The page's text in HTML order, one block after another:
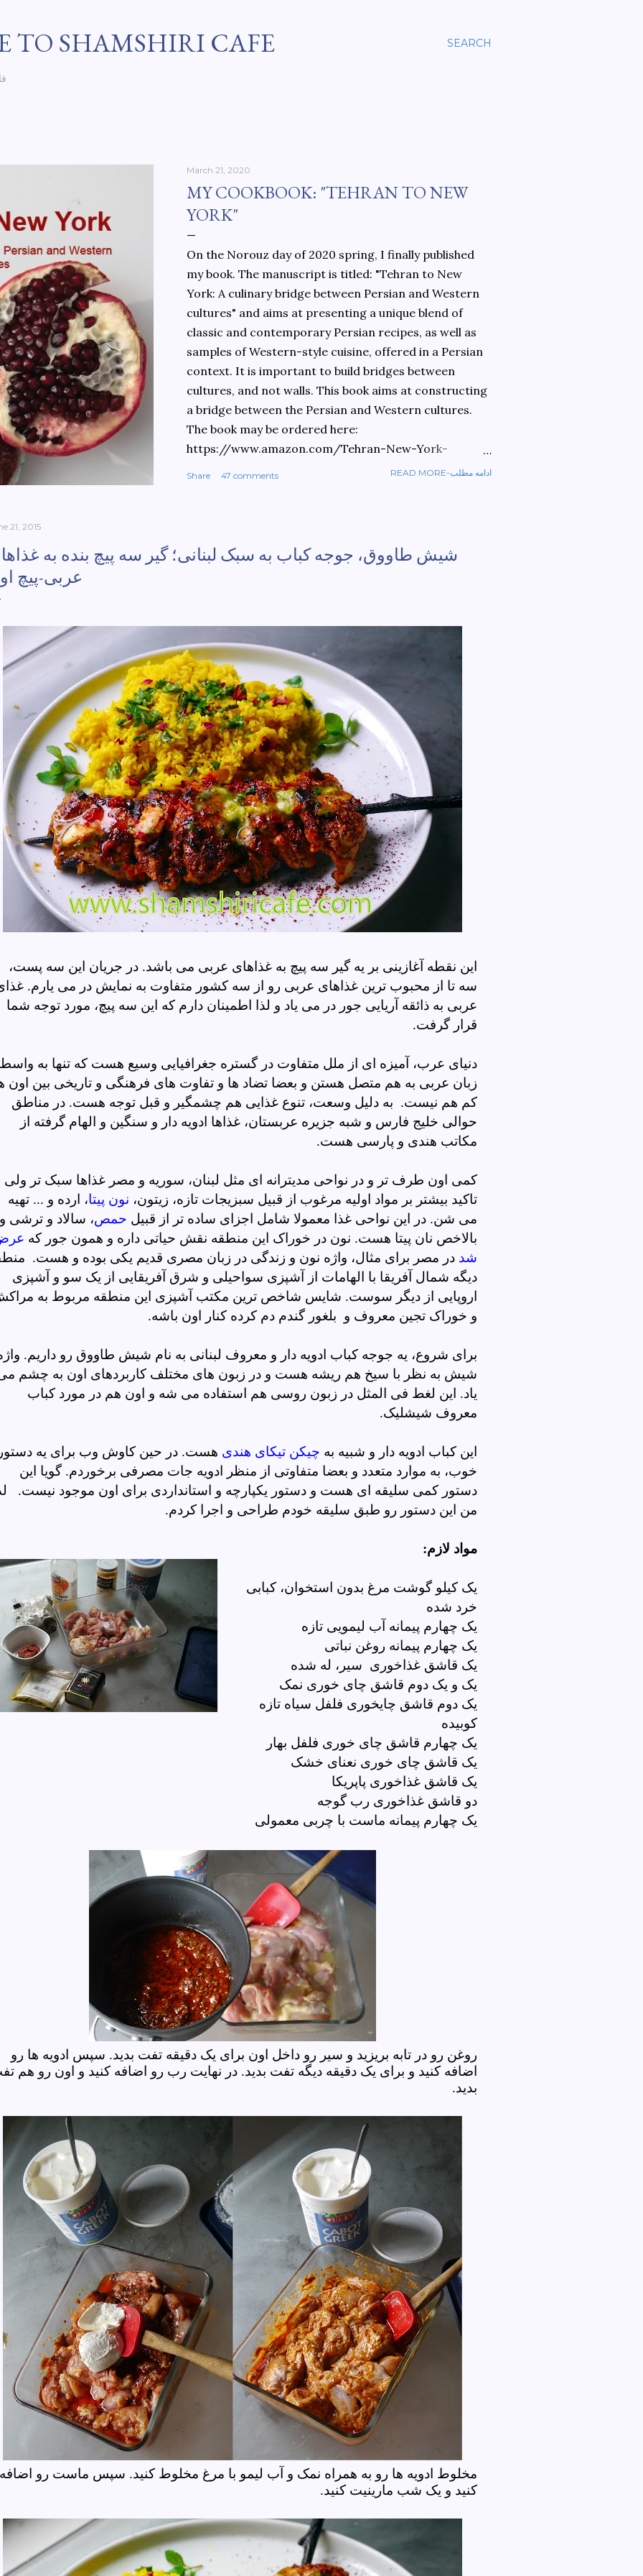
SEARCH
TO SHAMSHIRI CAFE
March 21, 2020
MY COOKBOOK: "TEHRAN TO NEW
YORK"
On the Norouz day of 2020 spring, I finally published
my book. The manuscript is titled: "Tehran to New
York: A culinary bridge between Persian and Western
cultures" and aims at presenting a unique blend of
classic and contemporary Persian recipes, as well as
samples of Western-style cuisine, offered in a Persian
context. It is important to build bridges between
cultures, and not walls. This book aims at constructing
a bridge between the Persian and Western cultures.
The book may be ordered here:
https://www.amazon.com/Tehran-New-York-
Share 47 comments READ MORE-ادامه مطلب
21, 2015
شيش طاووق، جوجه کباب به سبک لبنانی؛ گیر سه پیچ بنده به
عربی-پیچ
این نقطه آغازینی بر یه گیر سه پیچ به غذاهای عربی می باشد. در جریان این سه پست،
سه تا از محبوب ترین غذاهای عربی رو از سه کشور متفاوت به نمایش در می یارم.
عربی به ذائقه آریایی جور در می یاد و لذا اطمینان دارم که این سه پیچ، مورد توجه شما
قرار گرفت.
دنیای عرب، آمیزه ای از ملل متفاوت در گستره جغرافیایی وسیع هست که تنها به
زبان عربی به هم متصل هستن و بعضا تضاد ها و تفاوت های فرهنگی و تاریخی بین اون
کم هم نیست. به دلیل وسعت، تنوع غذایی هم چشمگیر و قبل توجه هست. در مناطق
حوالی خلیج فارس و شبه جزیره عربستان، غذاها ادویه دار و سنگین و الهام گرفته از
مکاتب هندی و پارسی هست.
کمی اون طرف تر و در نواحی مدیترانه ای مثل لبنان، سوریه و مصر غذاها سبک تر ولی
تاکید بیشتر بر مواد اولیه مرغوب از قبیل سبزیجات تازه، زیتون، نون پیتا، ارده و ... تهیه
می شن. در این نواحی غذا معمولا شامل اجزای ساده تر از قبیل حمص، سالاد و ترشی و
بالاخص نان پیتا هست. نون در خوراک این منطقه نقش حیاتی داره و همون جور که
شد در مصر برای مثال، واژه نون و زندگی در زبان مصری قدیم یکی بوده و هست.
دیگه شمال آفریقا با الهامات از آشپزی سواحیلی و شرق آفریقایی از یک سو و آشپزی
اروپایی از دیگر سوست. شایس شاخص ترین مکتب آشپزی این منطقه مربوط به
و خوراک تجین معروف و بلغور گندم دم کرده کنار اون باشه.
برای شروع، یه جوجه کباب ادویه دار و معروف لبنانی به نام شیش طاووق رو داریم.
شیش به نظر با سیخ هم ریشه هست و در زبون های مختلف کاربردهای اون به چشم
یاد. این لغط فی المثل در زبون روسی هم استفاده می شه و اون هم در مورد کباب
معروف شیشلیک.
این کباب ادویه دار و شبیه به چیکن تیکای هندی هست. در حین کاوش وب برای یه
خوب، به موارد متعدد و بعضا متفاوتی از منظر ادویه جات مصرفی برخوردم. گویا این
دستور کمی سلیقه ای هست و دستور یکپارچه و استانداردی برای اون موجود نیست.
من این دستور رو طبق سلیقه خودم طراحی و اجرا کردم.
مواد لازم:
یک کیلو گوشت مرغ بدون استخوان، کبابی
خرد شده
یک چهارم پیمانه آب لیمویی تازه
یک چهارم پیمانه روغن نباتی
یک قاشق غذاخوری سیر، له شده
یک و یک دوم قاشق چای خوری نمک
یک دوم قاشق چایخوری فلفل سیاه تازه
کوبیده
یک چهارم قاشق چای خوری فلفل بهار
یک قاشق چای خوری نعنای خشک
یک قاشق غذاخوری پاپریکا
دو قاشق غذاخوری رب گوجه
یک چهارم پیمانه ماست با چربی معمولی
روغن رو در تابه بریزید و سیر رو داخل اون برای یک دقیقه تفت بدید. سپس ادویه ها رو
اضافه کنید و برای یک دقیقه دیگه تفت بدید. در نهایت رب رو اضافه کنید و اون رو هم
بدید.
مخلوط ادویه ها رو به همراه نمک و آب لیمو با مرغ مخلوط کنید. سپس ماست رو اضافه
کنید و یک شب مارینیت کنید.